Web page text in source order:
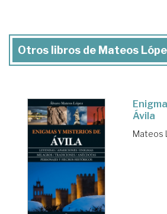
Otros libros de Mateos
Ávila
Mateos